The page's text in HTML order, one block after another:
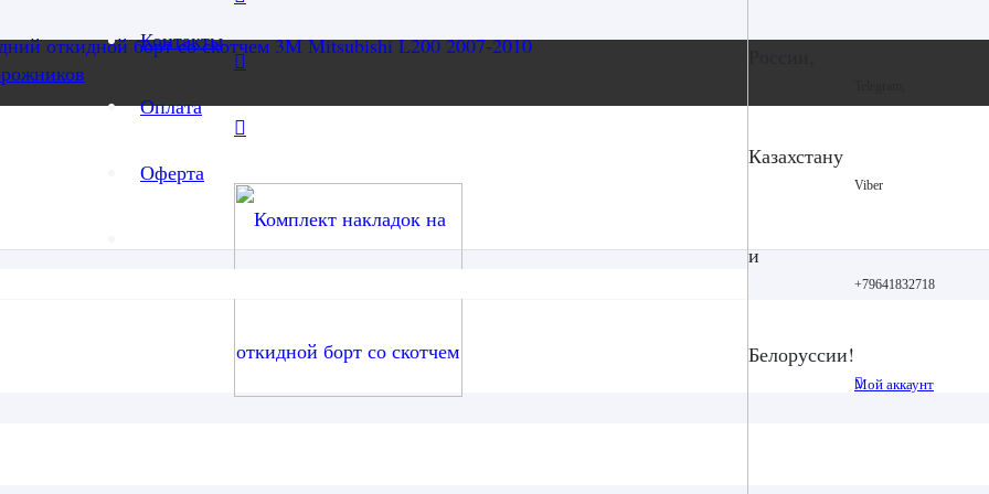
Контакты
Оплата
Оферта
Казахстану
и
Белоруссии!
Viber
+79641832718
Мой аккаунт